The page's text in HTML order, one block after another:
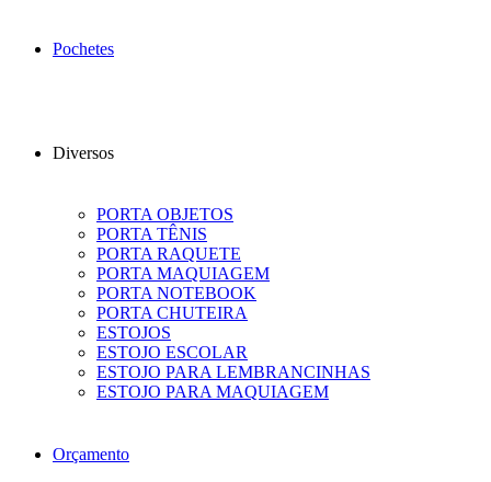
Pochetes
Diversos
PORTA OBJETOS
PORTA TÊNIS
PORTA RAQUETE
PORTA MAQUIAGEM
PORTA NOTEBOOK
PORTA CHUTEIRA
ESTOJOS
ESTOJO ESCOLAR
ESTOJO PARA LEMBRANCINHAS
ESTOJO PARA MAQUIAGEM
Orçamento